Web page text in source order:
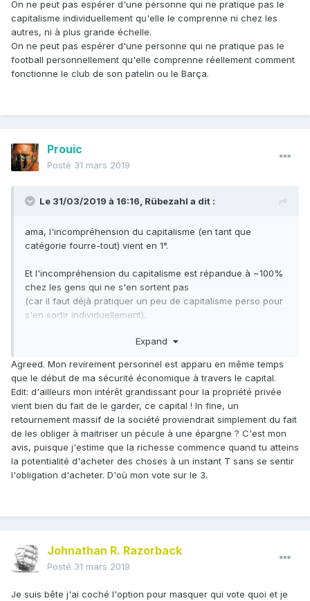
On ne peut pas espérer d'une personne qui ne pratique pas le
capitalisme individuellement qu'elle le comprenne ni chez les
autres, ni à plus grande échelle.
On ne peut pas espérer d'une personne qui ne pratique pas le
football personnellement qu'elle comprenne réellement comment
fonctionne le club de son patelin ou le Barça.
Prouic
Posté 31 mars 2019
Le 31/03/2019 à 16:16, Rübezahl a dit :
ama, l'incompréhension du capitalisme (en tant que
catégorie fourre-tout) vient en 1°.
Et l'incompréhension du capitalisme est répandue à ~100%
chez les gens qui ne s'en sortent pas
(car il faut déjà pratiquer un peu de capitalisme perso pour
s'en sortir individuellement).
le capitalisme individuellement qu'elle le comprenne ni chez
On ne peut pas espérer d'une personne qui ne pratique pas
le football personnellement qu'elle comprenne réellement
comment fonctionne le club de son patelin ou le Barça.
Expand
Agreed. Mon revirement personnel est apparu en même temps
que le début de ma sécurité économique à travers le capital.
Edit: d'ailleurs mon intérêt grandissant pour la propriété privée
vient bien du fait de le garder, ce capital ! In fine, un
retournement massif de la société proviendrait simplement du fait
de les obliger à maitriser un pécule à une épargne ? C'est mon
avis, puisque j'estime que la richesse commence quand tu atteins
la potentialité d'acheter des choses à un instant T sans se sentir
l'obligation d'acheter. D'où mon vote sur le 3.
Johnathan R. Razorback
Posté 31 mars 2019
Je suis bête j'ai coché l'option pour masquer qui vote quoi et je